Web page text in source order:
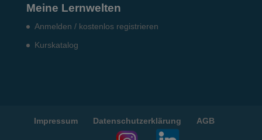
Meine Lernwelten
Anmelden / kostenlos registrieren
Kurskatalog
Impressum Datenschutzerklärung AGB